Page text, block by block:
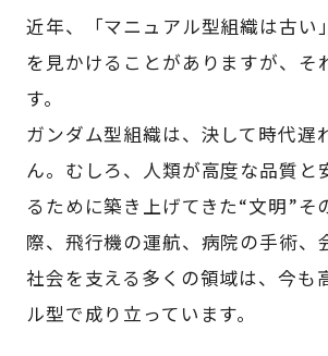
近年、「マニュアル型組織は古い
を見かけることがありますが、そ
す。
ガンダム型組織は、決して時代遅
ん。むしろ、人類が高度な品質と
るために築き上げてきた“文明”そ
際、飛行機の運航、病院の手術、
社会を支える多くの領域は、今も
ル型で成り立っています。